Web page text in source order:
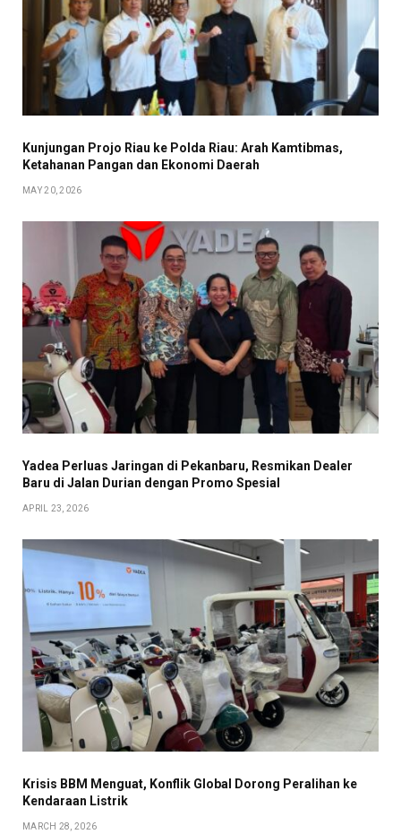
Kunjungan Projo Riau ke Polda Riau: Arah Kamtibmas,
Ketahanan Pangan dan Ekonomi Daerah
MAY 20, 2026
Yadea Perluas Jaringan di Pekanbaru, Resmikan Dealer
Baru di Jalan Durian dengan Promo Spesial
APRIL 23, 2026
Krisis BBM Menguat, Konflik Global Dorong Peralihan ke
Kendaraan Listrik
MARCH 28, 2026